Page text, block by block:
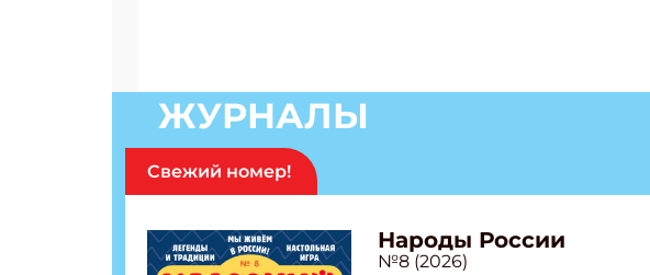
ЖУРНАЛЫ
Свежий номер!
Народы России
№8 (2026)